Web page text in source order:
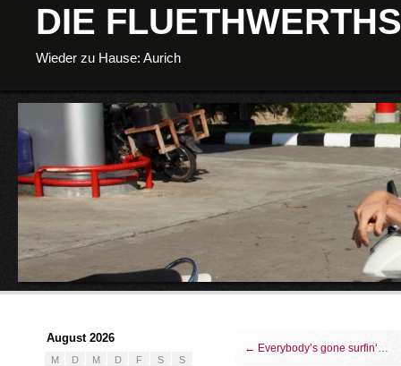
DIE
Wieder zu Hause: Aurich
← Everybody’s gone surfin‘…
August 2026
M D M D F S S